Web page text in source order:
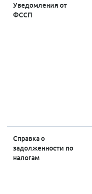
Уведомления от
ФССП
Справка о
задолженности по
налогам